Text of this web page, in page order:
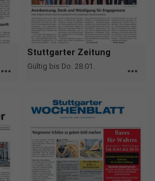
more_horiz
Stuttgarter Zeitung
Gültig bis Do. 28.01. more_horiz